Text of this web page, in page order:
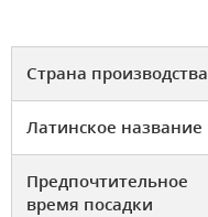
Страна производства
Латинское название
Предпочтительное
время посадки